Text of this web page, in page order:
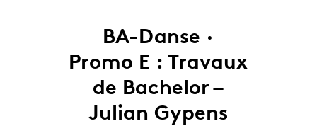
BA-Danse ·
Promo E : Travaux
de Bachelor –
Julian Gypens